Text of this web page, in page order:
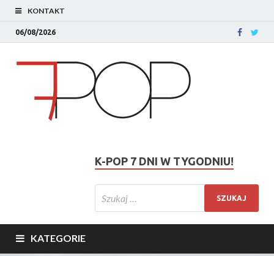
KONTAKT
06/08/2026
K-POP 7 DNI W TYGODNIU!
KATEGORIE